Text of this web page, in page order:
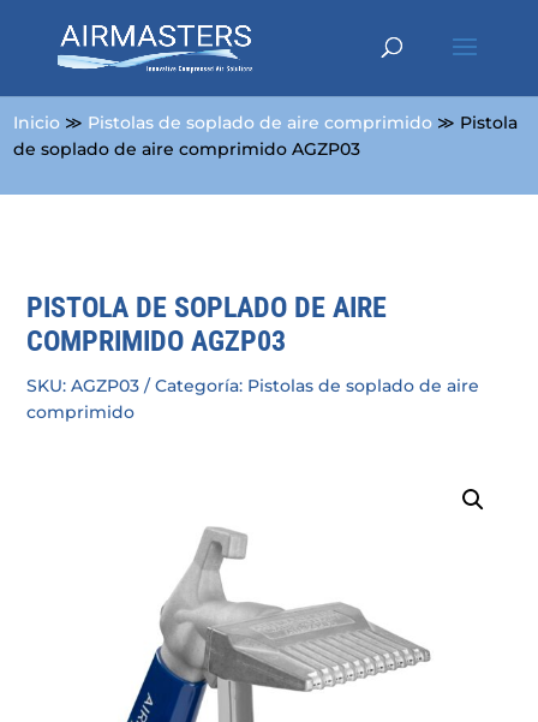
Inicio ≫ Pistolas de soplado de aire comprimido ≫ Pistola
de soplado de aire comprimido AGZP03
PISTOLA DE SOPLADO DE AIRE
COMPRIMIDO AGZP03
SKU:AGZP03 Categoría: Pistolas de soplado de aire
comprimido